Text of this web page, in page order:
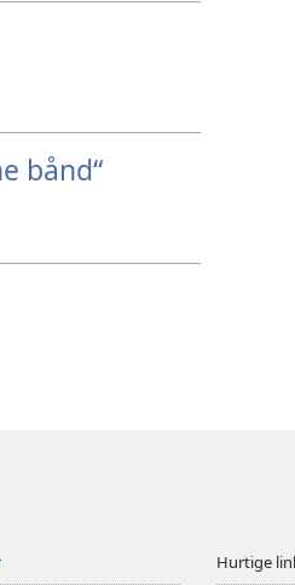
bånd“
Hurtige